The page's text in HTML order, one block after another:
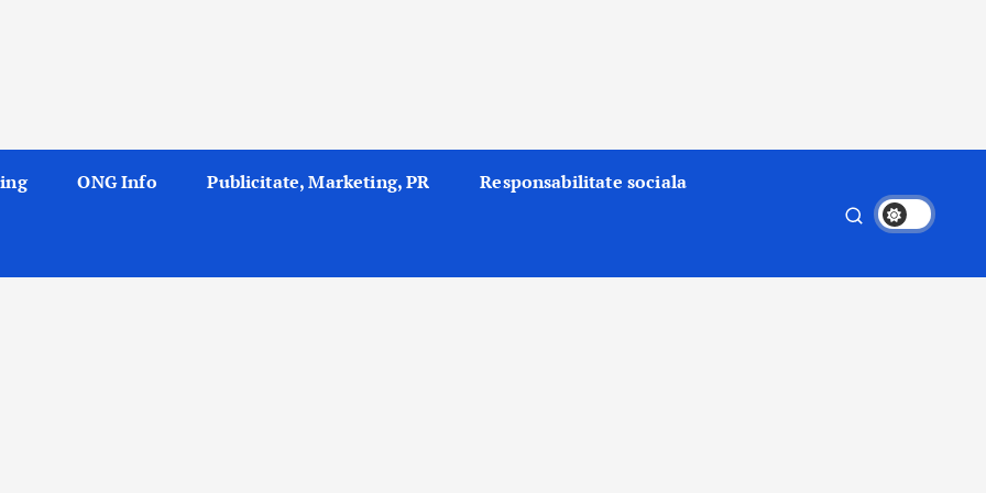
ONG Info Publicitate, Marketing, PR Responsabilitate sociala